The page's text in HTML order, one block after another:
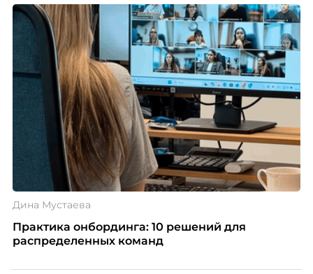
Дина Мустаева
Практика онбординга: 10 решений для
распределенных команд